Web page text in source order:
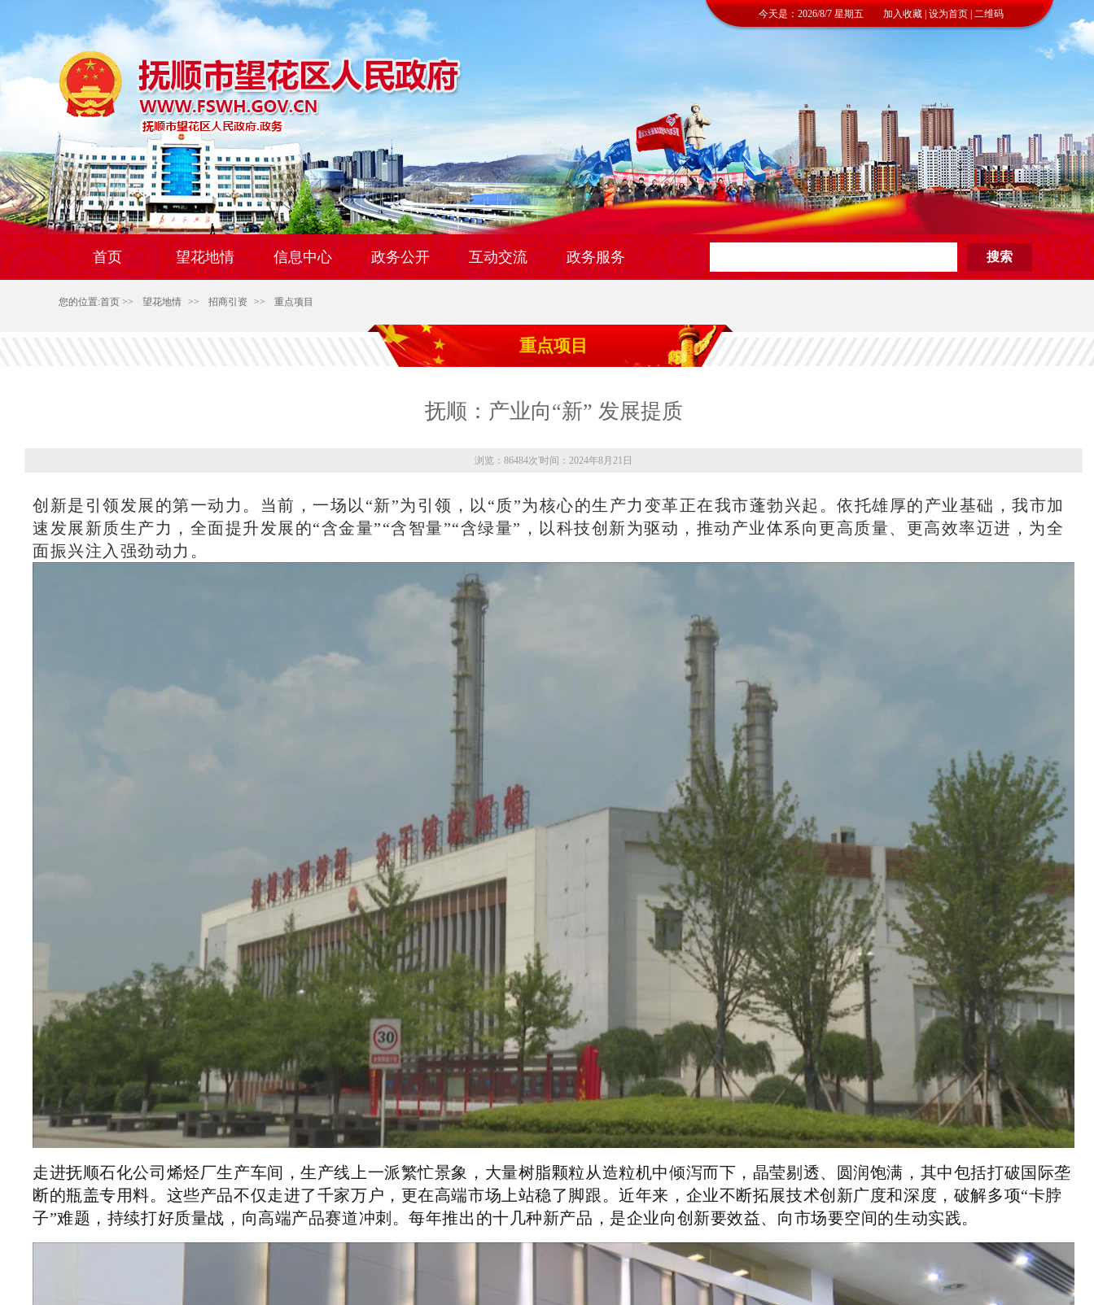
今天是：2026/8/7 星期五 加入收藏 | 设为首页 | 二维码
首页 望花地情 信息中心 政务公开 互动交流 政务服务
您的位置:首页 >> 望花地情 >> 招商引资 >> 重点项目
重点项目
抚顺：产业向“新” 发展提质
浏览：86484次'时间：2024年8月21日
创新是引领发展的第一动力。当前，一场以“新”为引领，以“质”为核心的生产力变革正在我市蓬勃兴起。依托雄厚的产业基础，我市加
速发展新质生产力，全面提升发展的“含金量”“含智量”“含绿量”，以科技创新为驱动，推动产业体系向更高质量、更高效率迈进，为全
面振兴注入强劲动力。
走进抚顺石化公司烯烃厂生产车间，生产线上一派繁忙景象，大量树脂颗粒从造粒机中倾泻而下，晶莹剔透、圆润饱满，其中包括打破国际垄
断的瓶盖专用料。这些产品不仅走进了千家万户，更在高端市场上站稳了脚跟。近年来，企业不断拓展技术创新广度和深度，破解多项“卡脖
子”难题，持续打好质量战，向高端产品赛道冲刺。每年推出的十几种新产品，是企业向创新要效益、向市场要空间的生动实践。